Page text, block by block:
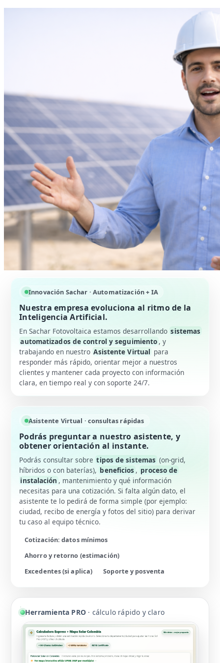
Innovación Sachar · Automatización + IA
Nuestra empresa evoluciona al ritmo de la
Inteligencia Artificial.
En Sachar Fotovoltaica estamos desarrollando sistemas
automatizados de control y seguimiento , y
trabajando en nuestro Asistente Virtual para
responder más rápido, orientar mejor a nuestros
clientes y mantener cada proyecto con información
clara, en tiempo real y con soporte 24/7.
Asistente Virtual · consultas rápidas
Podrás preguntar a nuestro asistente, y
obtener orientación al instante.
Podrás consultar sobre tipos de sistemas (on-grid,
híbridos o con baterías), beneficios , proceso de
instalación , mantenimiento y qué información
necesitas para una cotización. Si falta algún dato, el
asistente te lo pedirá de forma simple (por ejemplo:
ciudad, recibo de energía y fotos del sitio) para derivar
tu caso al equipo técnico.
Cotización: datos mínimos
Ahorro y retorno (estimación)
Excedentes (si aplica)
Soporte y posventa
Herramienta PRO · cálculo rápido y claro